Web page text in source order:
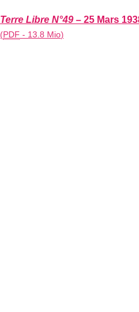
Terre Libre N°49 – 25 Mars
(PDF - 13.8 Mio)